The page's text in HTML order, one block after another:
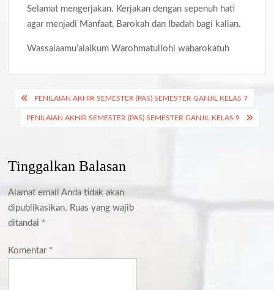
Selamat mengerjakan. Kerjakan dengan sepenuh hati
agar menjadi Manfaat, Barokah dan Ibadah bagi kalian.
Wassalaamu’alaikum Warohmatullohi wabarokatuh
Navigasi
pos
PENILAIAN AKHIR SEMESTER (PAS) SEMESTER GANJIL KELAS 7
PENILAIAN AKHIR SEMESTER (PAS) SEMESTER GANJIL KELAS 9
Tinggalkan Balasan
Alamat email Anda tidak akan
dipublikasikan. Ruas yang wajib
ditandai *
Komentar *